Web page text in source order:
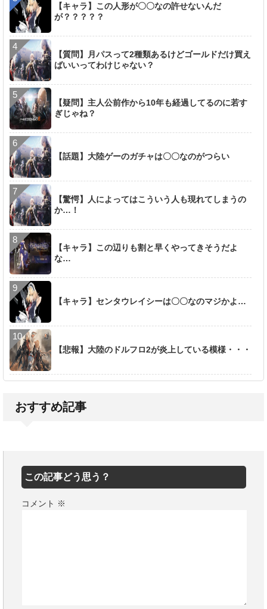
【キャラ】この人形が〇〇なの許せないんだ
が？？？？？
【質問】月パスって2種類あるけどゴールドだけ買え
ばいいってわけじゃない？
【疑問】主人公前作から10年も経過してるのに若す
ぎじゃね？
【話題】大陸ゲーのガチャは〇〇なのがつらい
【驚愕】人によってはこういう人も現れてしまうの
か…！
【キャラ】この辺りも割と早くやってきそうだよ
な…
【キャラ】センタウレイシーは〇〇なのマジかよ…
【悲報】大陸のドルフロ2が炎上している模様・・・
おすすめ記事
この記事どう思う？
コメント ※